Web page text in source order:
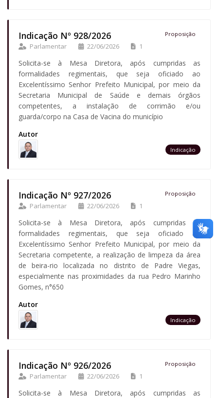
Indicação Nº 928/2026 Proposição
Parlamentar 22/06/2026 1
Solicita-se à Mesa Diretora, após cumpridas as
formalidades regimentais, que seja oficiado ao
Excelentíssimo Senhor Prefeito Municipal, por meio da
Secretaria Municipal de Saúde e demais órgãos
competentes, a instalação de corrimão e/ou
guarda/corpo na Casa de Vacina do município
Autor
Indicação
Indicação Nº 927/2026 Proposição
Parlamentar 22/06/2026 1
Solicita-se à Mesa Diretora, após cumpridas as
formalidades regimentais, que seja oficiado ao
Excelentíssimo Senhor Prefeito Municipal, por meio da
Secretaria competente, a realização de limpeza da área
de beira-rio localizada no distrito de Padre Viegas,
especialmente nas proximidades da rua Pedro Marinho
Gomes, n°650
Autor
Indicação
Indicação Nº 926/2026 Proposição
Parlamentar 22/06/2026 1
Solicita-se à Mesa Diretora, após cumpridas as